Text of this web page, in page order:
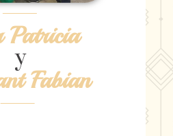
y
Fabian